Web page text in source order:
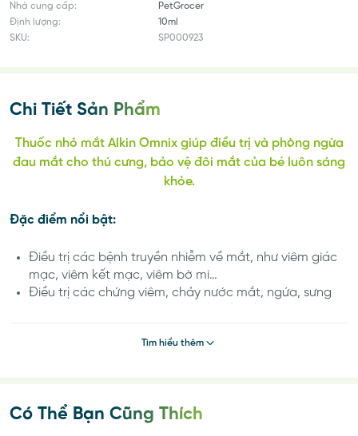
Nhà cung cấp:
PetGrocer
Định lượng:
10ml
SKU:
SP000923
Chi Tiết Sản Phẩm
Thuốc nhỏ mắt Alkin Omnix giúp điều trị và phòng ngừa
đau mắt cho thú cưng, bảo vệ đôi mắt của bé luôn sáng
khỏe.
Đặc điểm nổi bật:
Điều trị các bệnh truyền nhiễm về mắt, như viêm giác
mạc, viêm kết mạc, viêm bờ mi…
Điều trị các chứng viêm, chảy nước mắt, ngứa, sưng
Hướng dẫn sử dụng:
Tìm hiểu thêm
Có Thể Bạn Cũng Thích